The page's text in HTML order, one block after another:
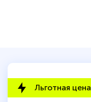
Льготная цена